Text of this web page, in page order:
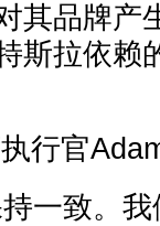
其品牌产
斯拉依赖
行官
一致。